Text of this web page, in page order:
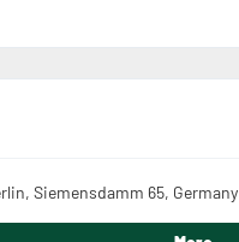
Siemensdamm 65, Germany